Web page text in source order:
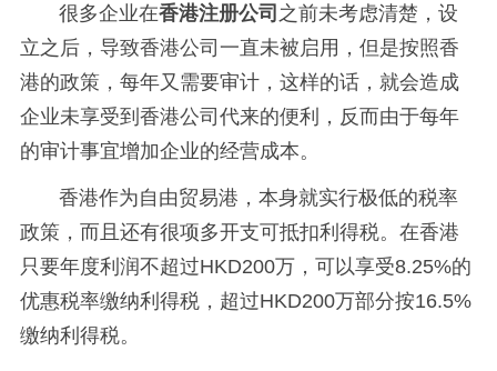
很多企业在香港注册公司 之前未考虑清楚，设
立之后，导致香港公司一直未被启用，但是按照香
港的政策，每年又需要审计，这样的话，就会造成
企业未享受到香港公司代来的便利，反而由于每年
的审计事宜增加企业的经营成本。
香港作为自由贸易港，本身就实行极低的税率
政策，而且还有很项多开支可抵扣利得税。在香港
只要年度利润不超过HKD200万，可以享受8.25%的
优惠税率缴纳利得税，超过HKD200万部分按16.5%
缴纳利得税。